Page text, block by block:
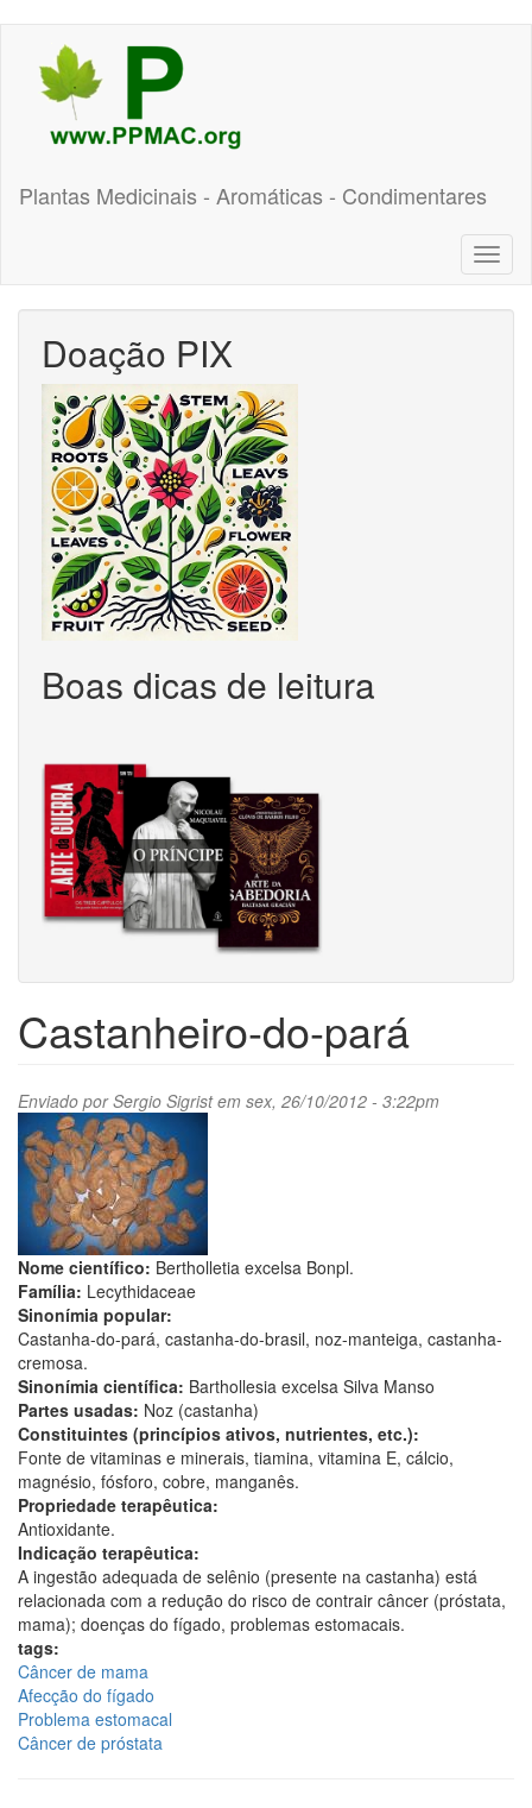
conteúdo
principal
Plantas Medicinais - Aromáticas - Condimentares
Doação PIX
Boas dicas de leitura
Castanheiro-do-pará
Enviado porSergio Sigristem sex, 26/10/2012 - 3:22pm
Nome científico: Bertholletia excelsa Bonpl.
Família: Lecythidaceae
Sinonímia popular:
Castanha-do-pará, castanha-do-brasil, noz-manteiga, castanha-
cremosa.
Sinonímia científica: Barthollesia excelsa Silva Manso
Partes usadas: Noz (castanha)
Constituintes (princípios ativos, nutrientes, etc.):
Fonte de vitaminas e minerais, tiamina, vitamina E, cálcio,
magnésio, fósforo, cobre, manganês.
Propriedade terapêutica:
Antioxidante.
Indicação terapêutica:
A ingestão adequada de selênio (presente na castanha) está
relacionada com a redução do risco de contrair câncer (próstata,
mama); doenças do fígado, problemas estomacais.
tags:
Câncer de mama
Afecção do fígado
Problema estomacal
Câncer de próstata